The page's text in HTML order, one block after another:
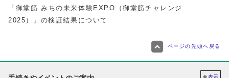
「御堂筋 みちの未来体験EXPO（御堂筋チャレンジ
2025）」の検証結果について
ページの先頭へ戻る
表示